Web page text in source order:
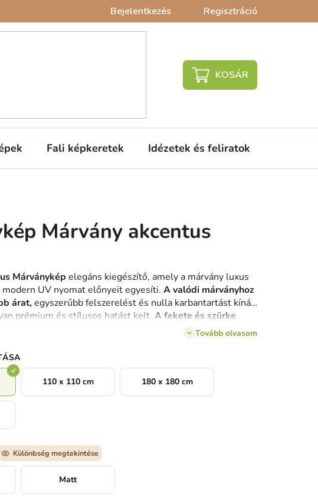
Bejelentkezés Regisztráció
KOSÁR
Fali képkeretek Idézetek és feliratok
Márvány akcentus
Márványkép elegáns kiegészítő, amely a márvány luxus
UV nyomat előnyeit egyesíti. A valódi márványhoz
árat,egyszerűbb felszerelést és nulla karbantartást kínál,
prémium és stílusos hatást kelt. A fekete és szürke
kontrasztos, modern hatást hoznak létre,
Tovább olvasom
110 x 110 cm 180 x 180 cm
Különbség megtekintése
Matt